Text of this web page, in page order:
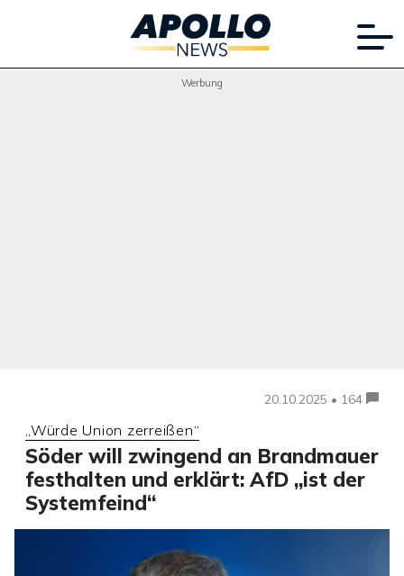
Werbung
20.10.2025 • 164
„Würde Union zerreißen“
Söder will zwingend an Brandmauer
festhalten und erklärt: AfD „ist der
Systemfeind“